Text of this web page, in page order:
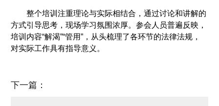
农药原料药
生产研发
下一篇：
整个培训注重理论与实际相结合，通过讨论和讲解的
方式引导思考，现场学习氛围浓厚。参会人员普遍反映，
培训内容“解渴”“管用”，从头梳理了各环节的法律法规，
对实际工作具有指导意义。